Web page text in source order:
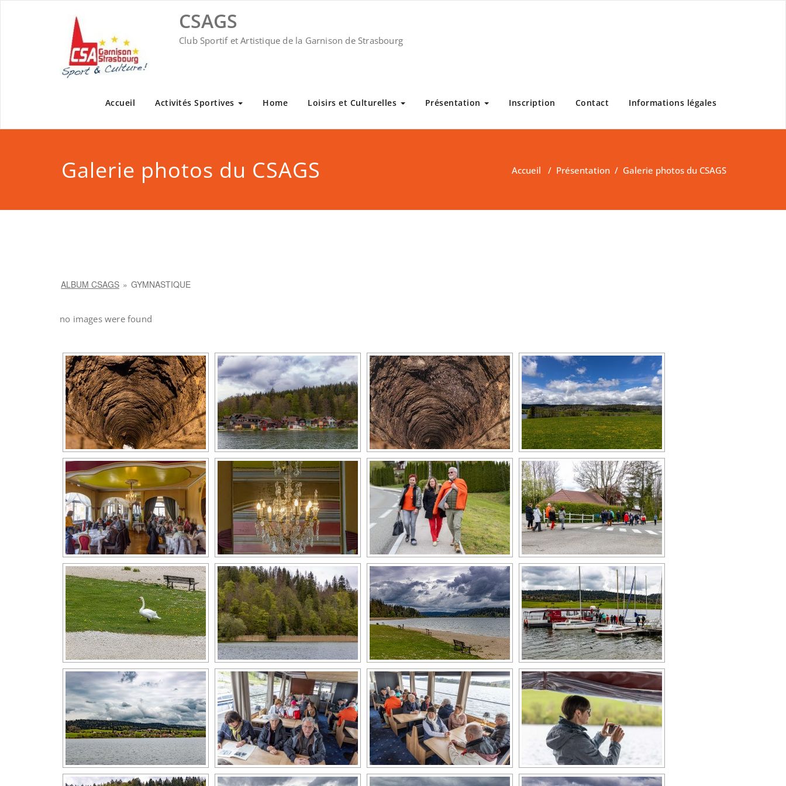
CSAGS
Club Sportif et Artistique de la Garnison de Strasbourg
Accueil Activités Sportives Home Loisirs et Culturelles Présentation Inscription Contact Informations légales
Galerie photos du CSAGS Accueil / Présentation / Galerie photos du CSAGS
ALBUM CSAGS » GYMNASTIQUE
no images were found